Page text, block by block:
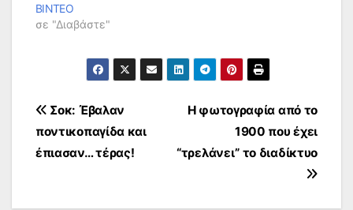
ΒΙΝΤΕΟ
σε "Διαβάστε"
Πλοήγηση
άρθρων
Η φωτογραφία από το
1900 που έχει
“τρελάνει” το διαδίκτυο
Σοκ: Έβαλαν
ποντικοπαγίδα και
έπιασαν… τέρας!